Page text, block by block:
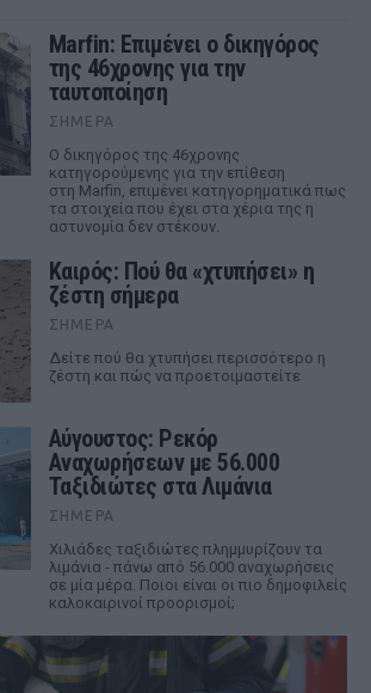
Marfin: Επιμένει ο δικηγόρος
της 46χρονης για την
ταυτοποίηση
ΣΉΜΕΡΑ
Ο δικηγόρος της 46χρονης
κατηγορούμενης για την επίθεση
στη Marfin, επιμένει κατηγορηματικά πως
τα στοιχεία που έχει στα χέρια της η
αστυνομία δεν στέκουν.
Καιρός: Πού θα «χτυπήσει» η
ζέστη σήμερα
ΣΉΜΕΡΑ
Δείτε πού θα χτυπήσει περισσότερο η
ζέστη και πώς να προετοιμαστείτε
Αύγουστος: Ρεκόρ
Αναχωρήσεων με 56.000
Ταξιδιώτες στα Λιμάνια
ΣΉΜΕΡΑ
Χιλιάδες ταξιδιώτες πλημμυρίζουν τα
λιμάνια - πάνω από 56.000 αναχωρήσεις
σε μία μέρα. Ποιοι είναι οι πιο δημοφιλείς
καλοκαιρινοί προορισμοί;